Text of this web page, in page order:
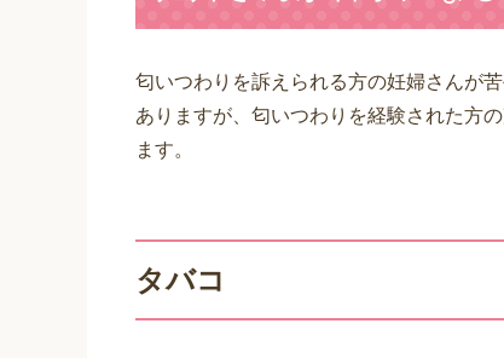
匂いつわりを訴えられる方の妊婦さんが
ありますが、匂いつわりを経験された方
ます。
タバコ